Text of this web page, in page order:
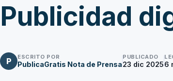
Publicidad
P ESCRITO POR
PublicaGratis Nota de Prensa
PUBLICADO
23 dic 20256